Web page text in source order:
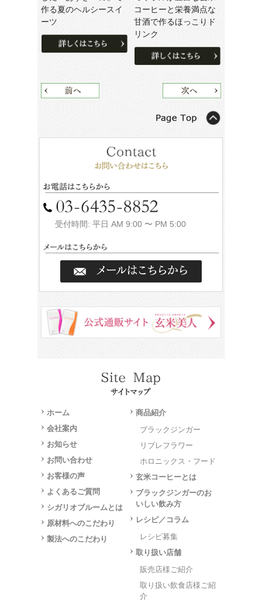
作る夏のヘルシースイ
ーツ
コーヒーと栄養満点な
甘酒で作るほっこりド
リンク
受付時間: 平日 AM 9:00 〜 PM 5:00
ホーム
会社案内
お知らせ
お問い合わせ
お客様の声
よくあるご質問
シガリオブルームとは
原材料へのこだわり
製法へのこだわり
商品紹介
ブラックジンガー
リブレフラワー
ホロニックス・フード
玄米コーヒーとは
ブラックジンガーのお
いしい飲み方
レシピ／コラム
レシピ募集
取り扱い店舗
販売店様ご紹介
取り扱い飲食店様ご紹
介